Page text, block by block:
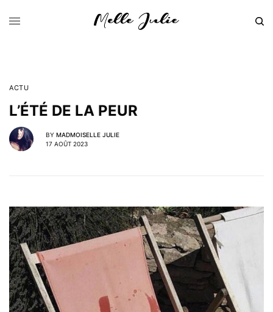
ACTU
L’ÉTÉ DE LA PEUR
BY MADMOISELLE JULIE
17 AOÛT 2023